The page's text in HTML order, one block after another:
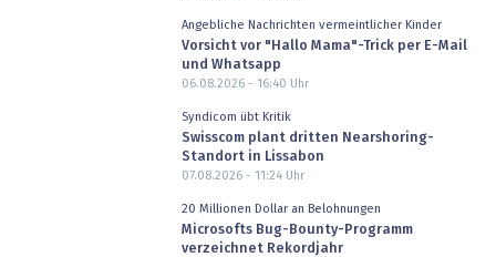
Angebliche Nachrichten vermeintlicher Kinder
Vorsicht vor "Hallo Mama"-Trick per E-Mail
und Whatsapp
06.08.2026 - 16:40 Uhr
Syndicom übt Kritik
Swisscom plant dritten Nearshoring-
Standort in Lissabon
07.08.2026 - 11:24Uhr
20 Millionen Dollar an Belohnungen
Microsofts Bug-Bounty-Programm
verzeichnet Rekordjahr